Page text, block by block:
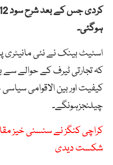
ہوگئی۔
اسٹیٹ بینک نے نئی مانیٹری
کہ تجارتی ٹیرف کے حوالے
کیفیت اور بین الاقوامی
چیلنجزہونگے۔
کراچی کنگز نے سنسنی خیز
شکست دیدی